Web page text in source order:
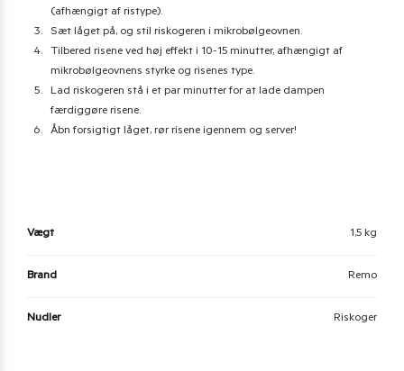
(afhængigt af ristype).
Sæt låget på, og stil riskogeren i mikrobølgeovnen.
Tilbered risene ved høj effekt i 10-15 minutter, afhængigt af
mikrobølgeovnens styrke og risenes type.
Lad riskogeren stå i et par minutter for at lade dampen
færdiggøre risene.
Åbn forsigtigt låget, rør risene igennem og server!
Vægt 1,5 kg
Brand Remo
Nudler Riskoger